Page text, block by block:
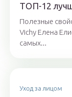
ТОП-12
Полезные
Vichy Елена
самых...
Уход за лицом